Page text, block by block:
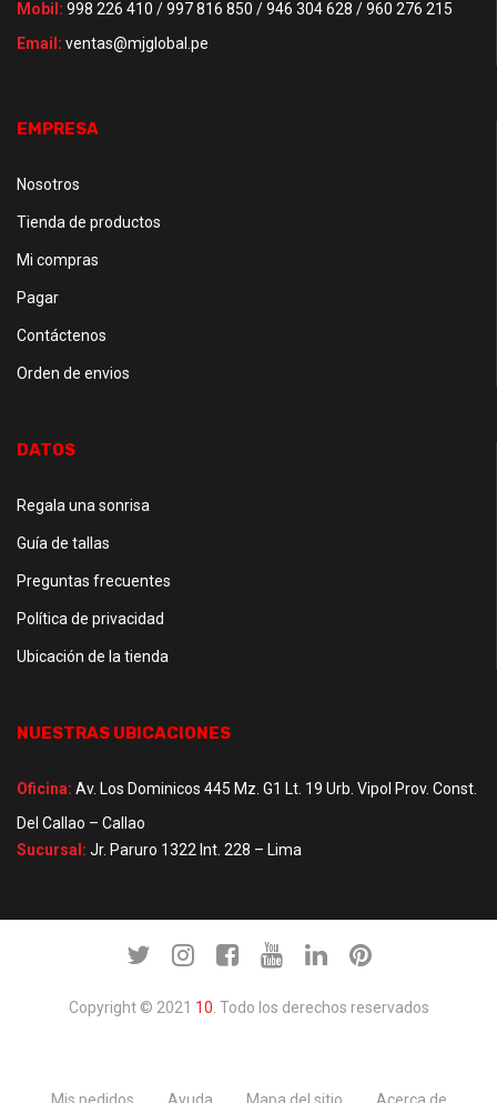
Mobil: 998 226 410 / 997 816 850 / 946 304 628 / 960 276 215
Email: ventas@mjglobal.pe
EMPRESA
Nosotros
Tienda de productos
Mi compras
Pagar
Contáctenos
Orden de envios
DATOS
Regala una sonrisa
Guía de tallas
Preguntas frecuentes
Política de privacidad
Ubicación de la tienda
NUESTRAS UBICACIONES
Oficina: Av. Los Dominicos 445 Mz. G1 Lt. 19 Urb. Vipol Prov. Const.
Del Callao – Callao
Sucursal: Jr. Paruro 1322 Int. 228 – Lima
Copyright © 2021 10 . Todo los derechos reservados